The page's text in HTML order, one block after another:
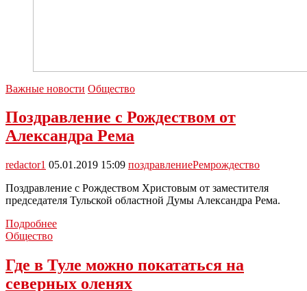
Важные новости Общество
Поздравление с Рождеством от
Александра Рема
redactor1 05.01.2019 15:09 поздравлениеРемрождество
Поздравление с Рождеством Христовым от заместителя
председателя Тульской областной Думы Александра Рема.
ПодробнееПоздравление
от
Александра
Рема
Общество
Где в Туле можно покататься на
северных оленях